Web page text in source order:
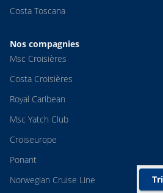
Costa Toscana
Nos compagnies
Msc Croisières
Costa Croisières
Royal Caribean
Msc Yatch Club
Croiseurope
Ponant
Norwegian Cruise Line